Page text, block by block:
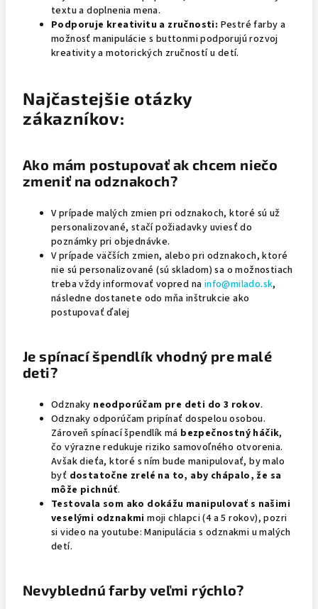
textu a doplnenia mena.
Podporuje kreativitu a zručnosti: Pestré farby a
možnosť manipulácie s buttonmi podporujú rozvoj
kreativity a motorických zručností u detí.
Najčastejšie otázky
zákazníkov:
Ako mám postupovať ak chcem niečo
zmeniť na odznakoch?
V prípade malých zmien pri odznakoch, ktoré sú už
personalizované, stačí požiadavky uviesť do
poznámky pri objednávke.
V prípade väčších zmien, alebo pri odznakoch, ktoré
nie sú personalizované (sú skladom) sa o možnostiach
treba vždy informovať vopred na info@milado.sk,
následne dostanete odo mňa inštrukcie ako
postupovať ďalej
Je spínací špendlík vhodný pre malé
deti?
Odznaky neodporúčam pre deti do 3 rokov.
Odznaky odporúčam pripínať dospelou osobou.
Zároveň spínací špendlík má bezpečnostný háčik,
čo výrazne redukuje riziko samovoľného otvorenia.
Avšak dieťa, ktoré s ním bude manipulovať, by malo
byť dostatočne zrelé na to, aby chápalo, že sa
môže pichnúť.
Testovala som ako dokážu manipulovať s našimi
veselými odznakmi moji chlapci (4 a 5 rokov), pozri
si video na youtube: Manipulácia s odznakmi u malých
detí.
Nevyblednú farby veľmi rýchlo?